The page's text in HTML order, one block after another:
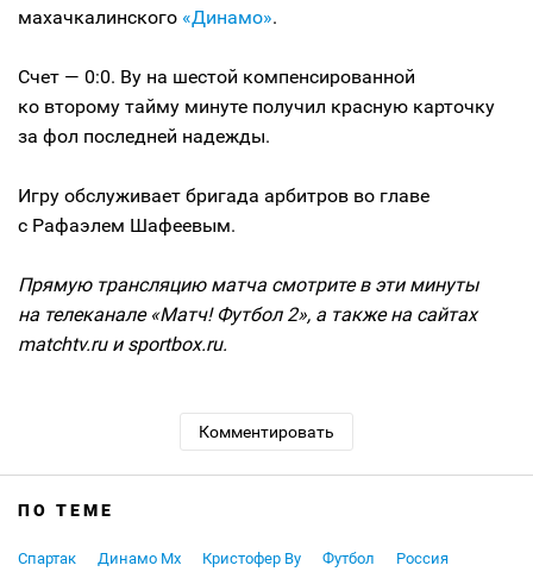
махачкалинского «Динамо».
Счет — 0:0. Ву на шестой компенсированной
ко второму тайму минуте получил красную карточку
за фол последней надежды.
Игру обслуживает бригада арбитров во главе
с Рафаэлем Шафеевым.
Прямую трансляцию матча смотрите в эти минуты
на телеканале «Матч! Футбол 2», а также на сайтах
matchtv.ru и sportbox.ru.
Комментировать
ПО ТЕМЕ
Спартак Динамо Мх Кристофер Ву Футбол
Россия